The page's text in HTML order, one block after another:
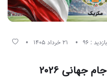
بازدید : 96
جهانی 2026